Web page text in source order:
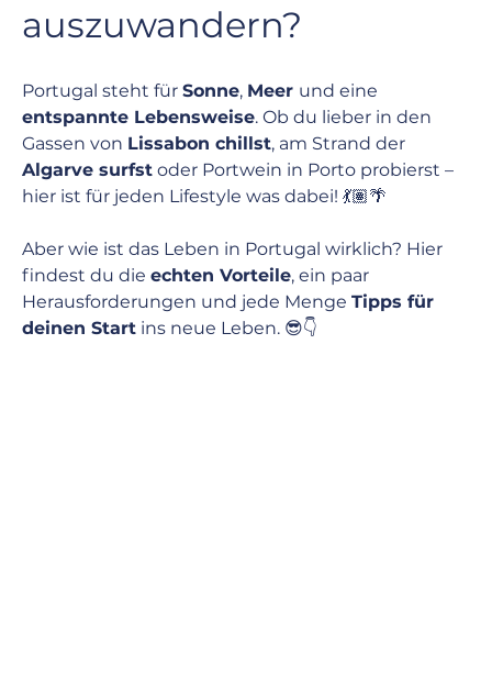
auszuwandern?
Portugal steht für Sonne, Meer und eine
entspannte Lebensweise. Ob du lieber in den
Gassen von Lissabon chillst, am Strand der
Algarve surfst oder Portwein in Porto probierst –
hier ist für jeden Lifestyle was dabei! 💃🏽🌴
Aber wie ist das Leben in Portugal wirklich? Hier
findest du die echten Vorteile, ein paar
Herausforderungen und jede Menge Tipps für
deinen Start ins neue Leben. 😎👇